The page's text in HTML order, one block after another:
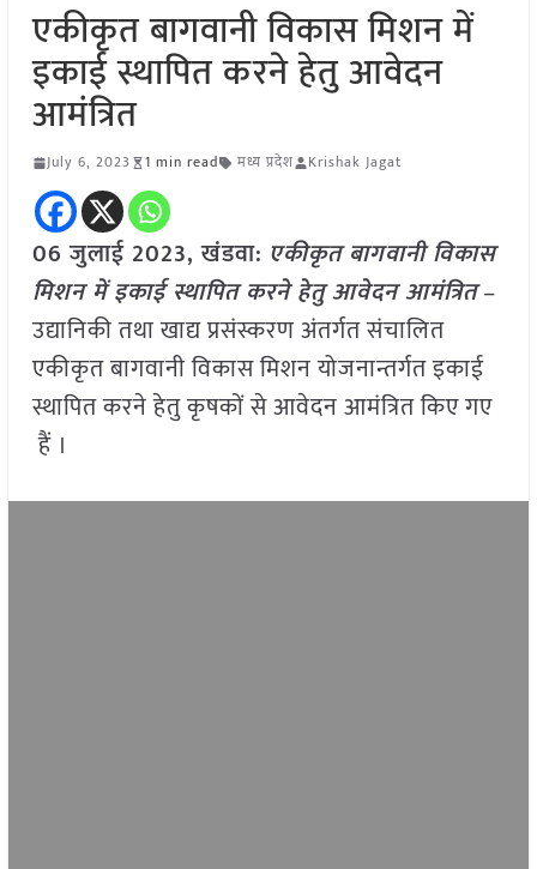
एकीकृत बागवानी विकास मिशन में
इकाई स्थापित करने हेतु आवेदन
आमंत्रित
July 6, 2023 1 min read मध्य प्रदेश Krishak Jagat
06 जुलाई 2023,खंडवा: एकीकृत बागवानी विकास
मिशन में इकाई स्थापित करने हेतु आवेदन आमंत्रित–
उद्यानिकी तथा खाद्य प्रसंस्करण अंतर्गत संचालित
एकीकृत बागवानी विकास मिशन योजनान्तर्गत इकाई
स्थापित करने हेतु कृषकों से आवेदन आमंत्रित किए गए
हैं ।